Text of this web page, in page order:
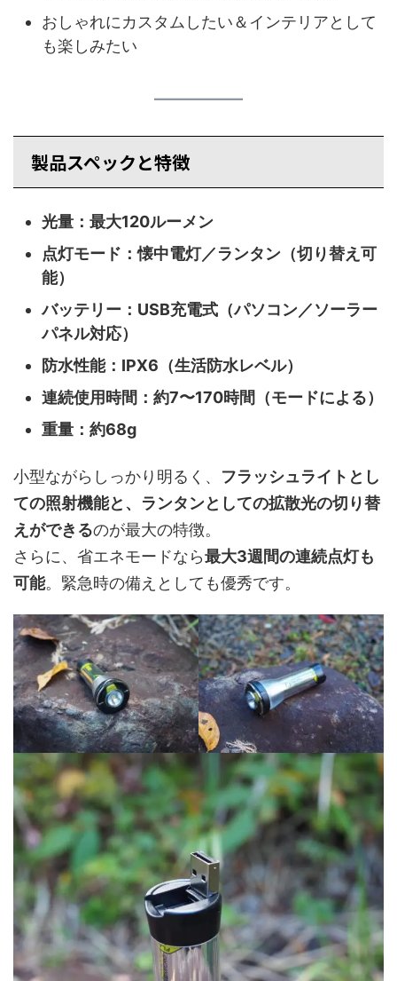
おしゃれにカスタムしたい＆インテリアとして
も楽しみたい
製品スペックと特徴
光量：最大120ルーメン
点灯モード：懐中電灯／ランタン（切り替え可
能）
バッテリー：USB充電式（パソコン／ソーラー
パネル対応）
防水性能：IPX6（生活防水レベル）
連続使用時間：約7〜170時間（モードによる）
重量：約68g
小型ながらしっかり明るく、 フラッシュライトとし
ての照射機能と、ランタンとしての拡散光の切り替
えができるのが最大の特徴。
さらに、省エネモードなら最大3週間の連続点灯も
可能。緊急時の備えとしても優秀です。